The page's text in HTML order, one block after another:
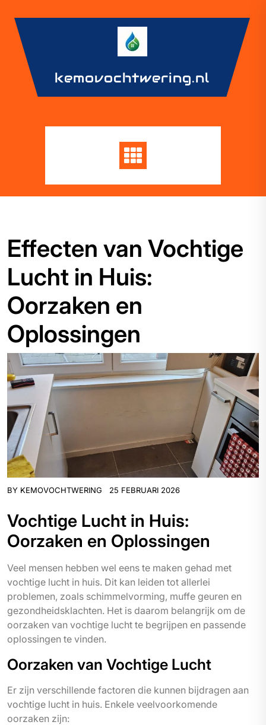
content
kemovochtwering.nl
Effecten van Vochtige
Lucht in Huis:
Oorzaken en
Oplossingen
BY KEMOVOCHTWERING 25 FEBRUARI 2026
Vochtige Lucht in Huis:
Oorzaken en Oplossingen
Veel mensen hebben wel eens te maken gehad met
vochtige lucht in huis. Dit kan leiden tot allerlei
problemen, zoals schimmelvorming, muffe geuren en
gezondheidsklachten. Het is daarom belangrijk om de
oorzaken van vochtige lucht te begrijpen en passende
oplossingen te vinden.
Oorzaken van Vochtige Lucht
Er zijn verschillende factoren die kunnen bijdragen aan
vochtige lucht in huis. Enkele veelvoorkomende
oorzaken zijn: